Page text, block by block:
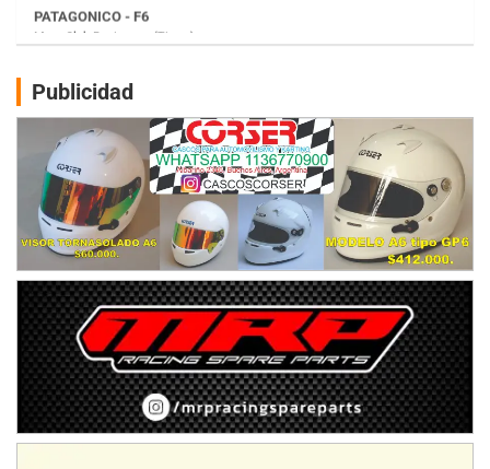
Juventud Unida (Tierra)
Humboldt (Santa Fe)
Ciudad de Avellaneda (Asfalto)
Avellaneda (Santa Fe)
SUR SANTAFESINO - F4
José Samuel Sánchez (Tierra)
Rufino (Santa Fe)
TUCUMANO - F5
El Timbó (Tucumán)
COBERTURA ESPECIAL DE E-KART.COM.AR
08/09-AGO
IAME SERIES ARGENTINA 6
Ramiro Tot (Asfalto)
Baradero (Buenos Aires)
Publicidad